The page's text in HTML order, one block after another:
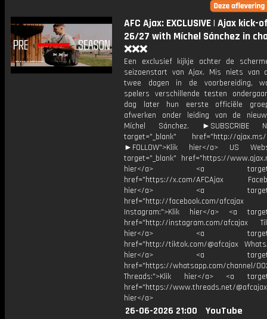
AFC Ajax: EXCLUSIVE | Ajax kick-
26/27 with Míchel Sánchez in
❌❌❌
Een exclusief kijkje achter de
seizoenstart van Ajax. Mis niets van
twee dagen in de voorbereiding,
spelers verschillende testen
dag later hun eerste officiële
afwerken onder leiding van de
Míchel Sánchez. ►SUBSCRIBE
target="_blank" href="http://ajax.ms/
►FOLLOW">Klik hier</a> US
target="_blank" href="https://
hier</a> <a
href="https://x.com/AFCAjax
hier</a> <a
href="http://facebook.com/afcajax
Instagram:">Klik hier</a> <a
href="http://instagram.com/afcajax
hier</a> <a
href="http://tiktok.com/@afcajax
hier</a> <a
href="https://whatsapp.com/channel/
Threads:">Klik hier</a> <a
href="https://www.threads.net/
hier</a>
26-06-2026 21:00
YouTube